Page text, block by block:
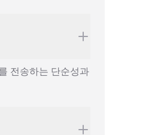
전송하는 단순성과